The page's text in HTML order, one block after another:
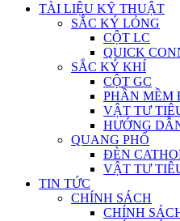
TÀI LIỆU KỸ THUẬT
SẮC KÝ LỎNG
CỘT LC
QUICK
SẮC KÝ KHÍ
CỘT GC
PHẦN MỀM
VẬT TƯ
HƯỚNG
QUANG PHỔ
ĐÈN
VẬT TƯ
TIN TỨC
CHÍNH SÁCH
CHÍNH